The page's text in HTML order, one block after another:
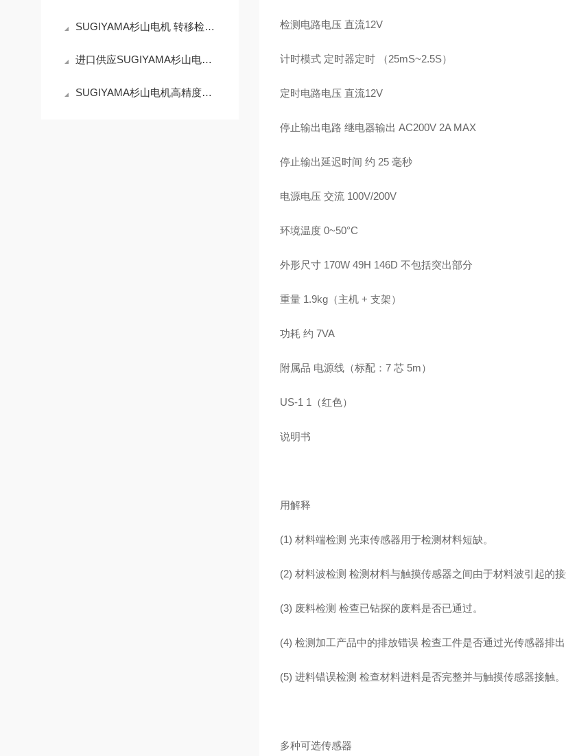
SUGIYAMA杉山电机 转移检测器PS-524
进口供应SUGIYAMA杉山电机PS-484高精度废品检测仪
SUGIYAMA杉山电机高精度废品检测仪PS-488
检测电路电压 直流12V
计时模式 定时器定时 （25mS~2.5S）
定时电路电压 直流12V
停止输出电路 继电器输出 AC200V 2A MAX
停止输出延迟时间 约 25 毫秒
电源电压 交流 100V/200V
环境温度 0~50°C
外形尺寸 170W 49H 146D 不包括突出部分
重量 1.9kg（主机 + 支架）
功耗 约 7VA
附属品 电源线（标配：7 芯 5m）
US-1 1（红色）
说明书
用解释
(1) 材料端检测 光束传感器用于检测材料短缺。
(2) 材料波检测 检测材料与触摸传感器之间由于材料波引起的接
(3) 废料检测 检查已钻探的废料是否已通过。
(4) 检测加工产品中的排放错误 检查工件是否通过光传感器排出
(5) 进料错误检测 检查材料进料是否完整并与触摸传感器接触。
多种可选传感器